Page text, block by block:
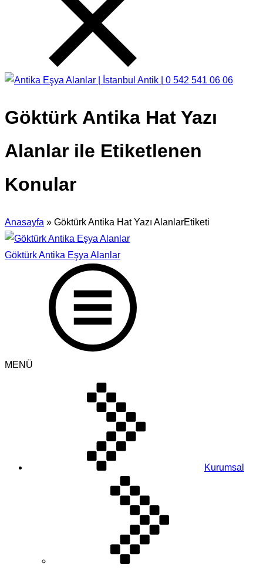
Göktürk Antika Hat Yazı
Alanlar ile Etiketlenen
Konular
Anasayfa » Göktürk Antika Hat Yazı AlanlarEtiketi
Göktürk Antika Eşya Alanlar
MENÜ
Kurumsal